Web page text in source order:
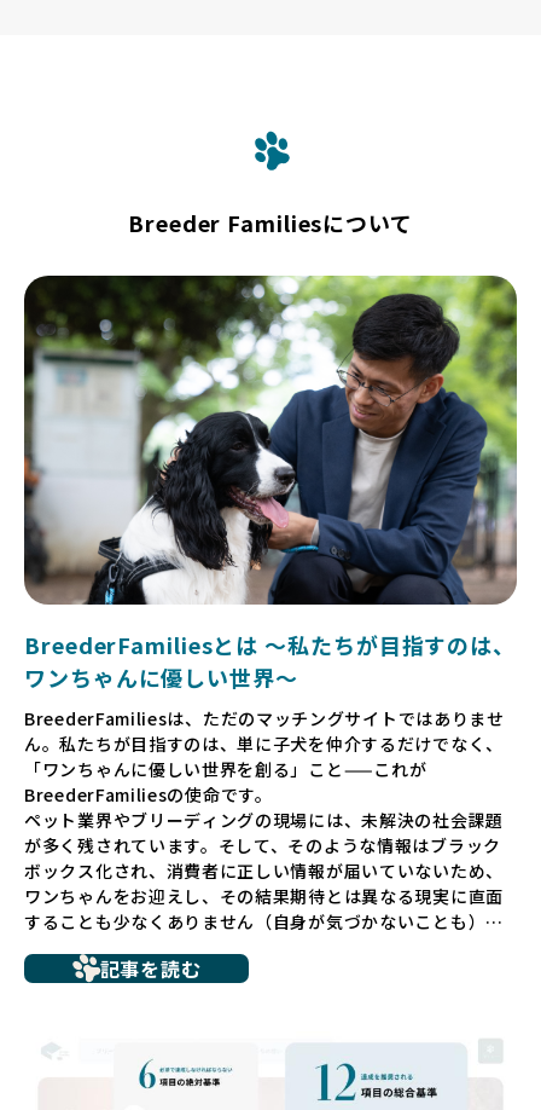
Breeder Familiesについて
BreederFamiliesとは 〜私たちが目指すのは、
ワンちゃんに優しい世界〜
BreederFamiliesは、ただのマッチングサイトではありませ
ん。私たちが目指すのは、単に子犬を仲介するだけでなく、
「ワンちゃんに優しい世界を創る」こと——これが
BreederFamiliesの使命です。
ペット業界やブリーディングの現場には、未解決の社会課題
が多く残されています。そして、そのような情報はブラック
ボックス化され、消費者に正しい情報が届いていないため、
ワンちゃんをお迎えし、その結果期待とは異なる現実に直面
することも少なくありません（自身が気づかないことも）。
ち、健康面や社会性に問題を抱えていたり、またブリーダー
いるというケースもあります。こうした問題は、消費者にと
っても大きな負担であり、ワンちゃん自身にとっても非常に
記事を読む